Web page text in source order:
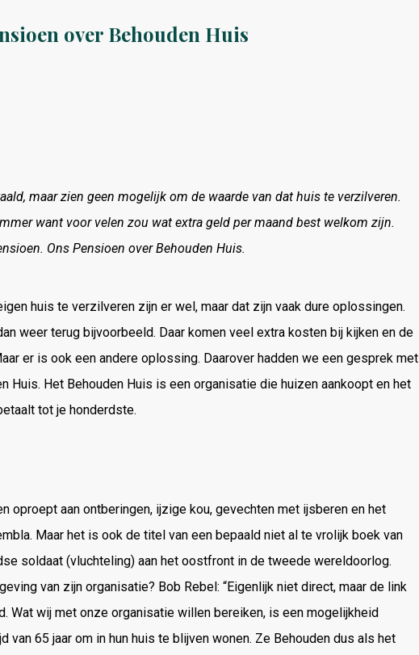
over Behouden Huis
maar zien geen mogelijk om de waarde van dat huis te verzilveren.
want voor velen zou wat extra geld per maand best welkom zijn.
Ons Pensioen over Behouden Huis.
huis te verzilveren zijn er wel, maar dat zijn vaak dure oplossingen.
weer terug bijvoorbeeld. Daar komen veel extra kosten bij kijken en de
er is ook een andere oplossing. Daarover hadden we een gesprek met
Huis. Het Behouden Huis is een organisatie die huizen aankoopt en het
tot je honderdste.
oproept aan ontberingen, ijzige kou, gevechten met ijsberen en het
Maar het is ook de titel van een bepaald niet al te vrolijk boek van
soldaat (vluchteling) aan het oostfront in de tweede wereldoorlog.
van zijn organisatie? Bob Rebel: “Eigenlijk niet direct, maar de link
Wat wij met onze organisatie willen bereiken, is een mogelijkheid
65 jaar om in hun huis te blijven wonen. Ze Behouden dus als het